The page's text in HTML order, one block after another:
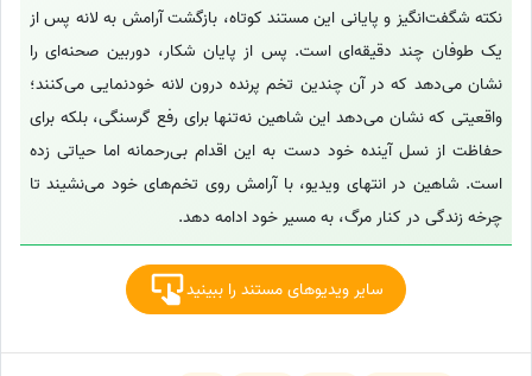
نکته شگفت‌انگیز و پایانی این مستند کوتاه، بازگشت آرامش به لانه پس از
یک طوفان چند دقیقه‌ای است. پس از پایان شکار، دوربین صحنه‌ای را
نشان می‌دهد که در آن چندین تخم پرنده درون لانه خودنمایی می‌کنند؛
واقعیتی که نشان می‌دهد این شاهین نه‌تنها برای رفع گرسنگی، بلکه برای
حفاظت از نسل آینده خود دست به این اقدام بی‌رحمانه اما حیاتی زده
است. شاهین در انتهای ویدیو، با آرامش روی تخم‌های خود می‌نشیند تا
چرخه زندگی در کنار مرگ، به مسیر خود ادامه دهد.
سایر ویدیوهای مستند را ببینید